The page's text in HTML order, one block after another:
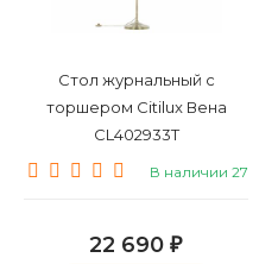
Стол журнальный с
торшером Citilux Вена
CL402933T
В наличии 27
22 690 ₽